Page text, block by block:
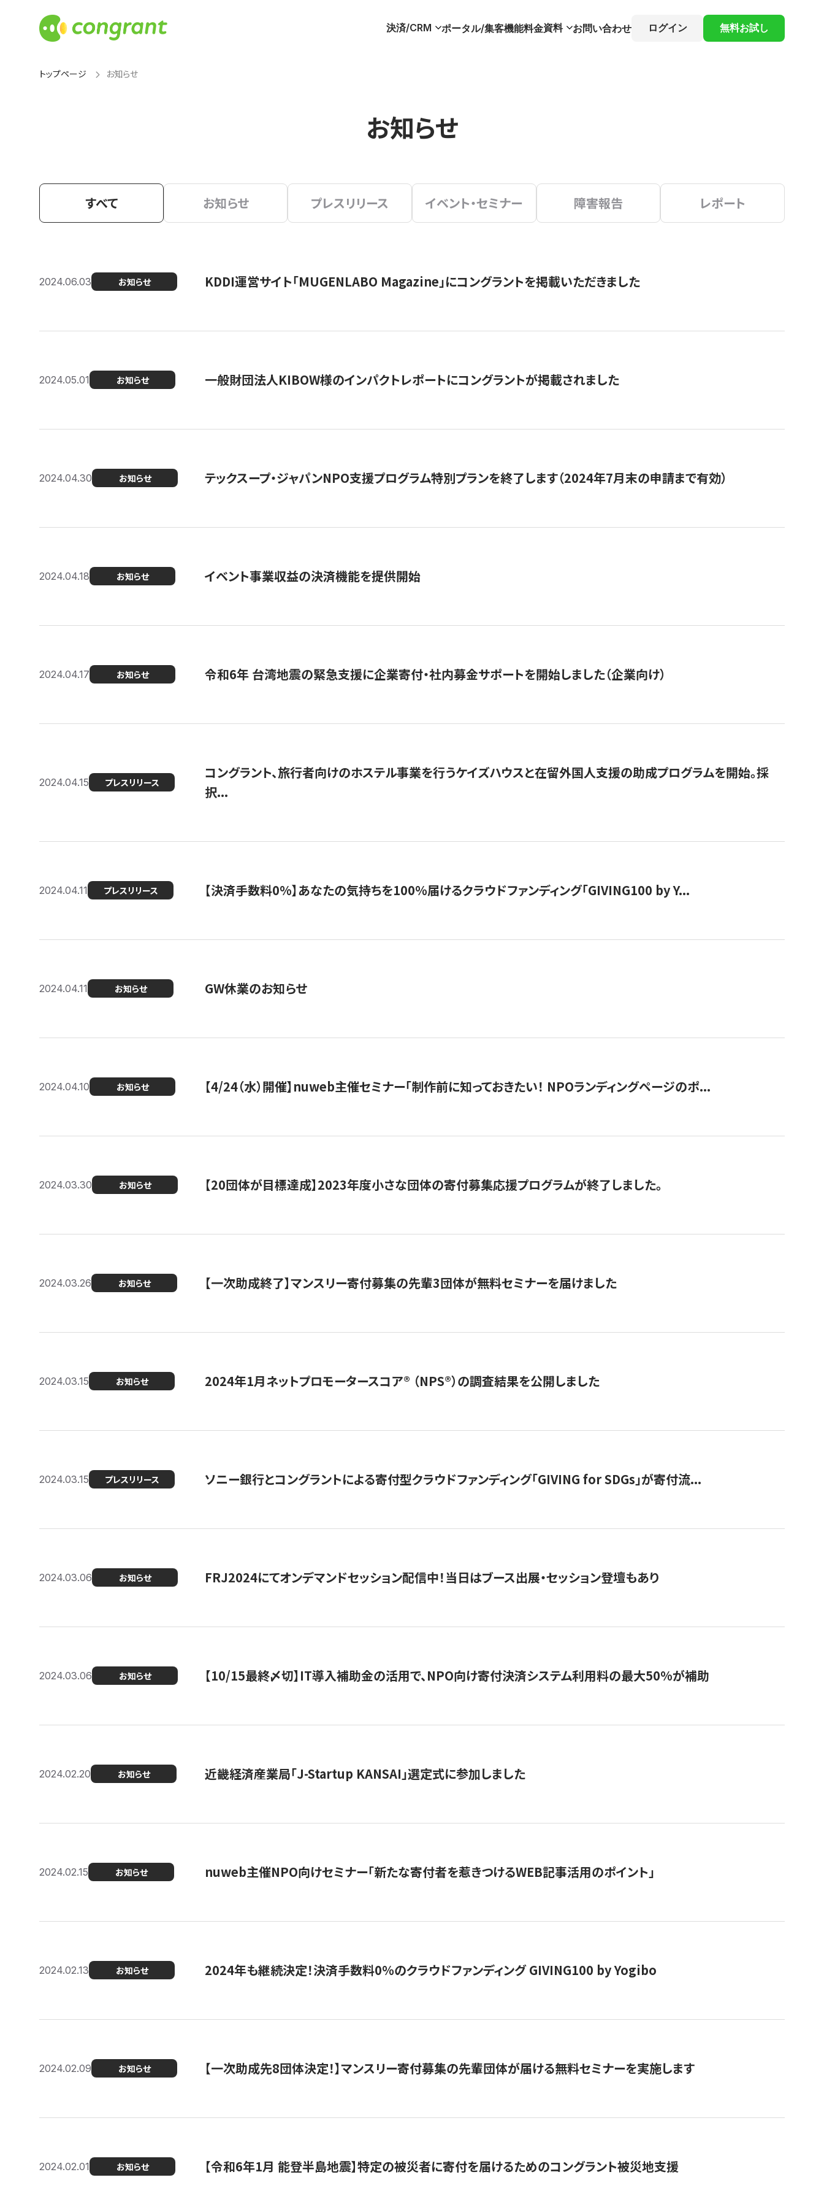
決済/CRM ポータル/集客機能料金資料 お問い合わせ ログイン 無料お試し
トップページ お知らせ
お知らせ
すべて お知らせ プレスリリース イベント・セミナー 障害報告 レポート
2024.06.03 お知らせ KDDI運営サイト「MUGENLABO Magazine」にコングラントを掲載いただきました
2024.05.01 お知らせ 一般財団法人KIBOW様のインパクトレポートにコングラントが掲載されました
2024.04.30 お知らせ テックスープ・ジャパンNPO支援プログラム特別プランを終了します（2024年7月末の申請まで有効）
2024.04.18 お知らせ イベント事業収益の決済機能を提供開始
2024.04.17 お知らせ 令和6年 台湾地震の緊急支援に企業寄付・社内募金サポートを開始しました（企業向け）
2024.04.15 プレスリリース
コングラント、旅行者向けのホステル事業を行うケイズハウスと在留外国人支援の助成プログラムを開始。採
択...
2024.04.11 プレスリリース 【決済手数料0%】あなたの気持ちを100％届けるクラウドファンディング「GIVING100 by Y...
2024.04.11 お知らせ GW休業のお知らせ
2024.04.10 お知らせ 【4/24（水）開催】nuweb主催セミナー「制作前に知っておきたい！ NPOランディングページのポ...
2024.03.30 お知らせ 【20団体が目標達成】2023年度小さな団体の寄付募集応援プログラムが終了しました。
2024.03.26 お知らせ 【一次助成終了】マンスリー寄付募集の先輩3団体が無料セミナーを届けました
2024.03.15 お知らせ 2024年1月ネットプロモータースコア®︎ （NPS®︎）の調査結果を公開しました
2024.03.15 プレスリリース ソニー銀行とコングラントによる寄付型クラウドファンディング「GIVING for SDGs」が寄付流...
2024.03.06 お知らせ FRJ2024にてオンデマンドセッション配信中！当日はブース出展・セッション登壇もあり
2024.03.06 お知らせ 【10/15最終〆切】IT導入補助金の活用で、NPO向け寄付決済システム利用料の最大50%が補助
2024.02.20 お知らせ 近畿経済産業局「J-Startup KANSAI」選定式に参加しました
2024.02.15 お知らせ nuweb主催NPO向けセミナー「新たな寄付者を惹きつけるWEB記事活用のポイント」
2024.02.13 お知らせ 2024年も継続決定！決済手数料0％のクラウドファンディング GIVING100 by Yogibo
2024.02.09 お知らせ 【一次助成先8団体決定！】マンスリー寄付募集の先輩団体が届ける無料セミナーを実施します
2024.02.01 お知らせ 【令和6年1月 能登半島地震】特定の被災者に寄付を届けるためのコングラント被災地支援